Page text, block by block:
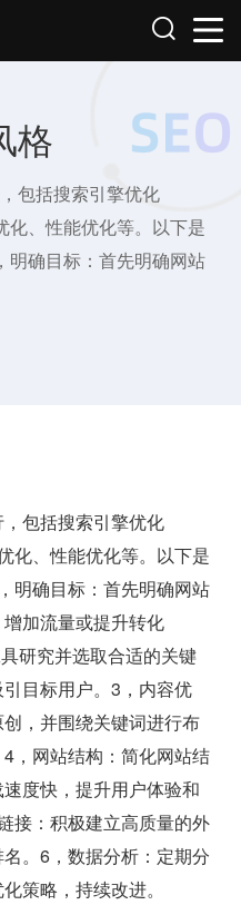
格
包括搜索引擎优化
化、性能优化等。以下是
明确目标：首先明确网站
包括搜索引擎优化
化、性能优化等。以下是
明确目标：首先明确网站
加流量或提升转化
研究并选取合适的关键
目标用户。3，内容优
，并围绕关键词进行布
，网站结构：简化网站结
度快，提升用户体验和
接：积极建立高质量的外
。6，数据分析：定期分
策略，持续改进。